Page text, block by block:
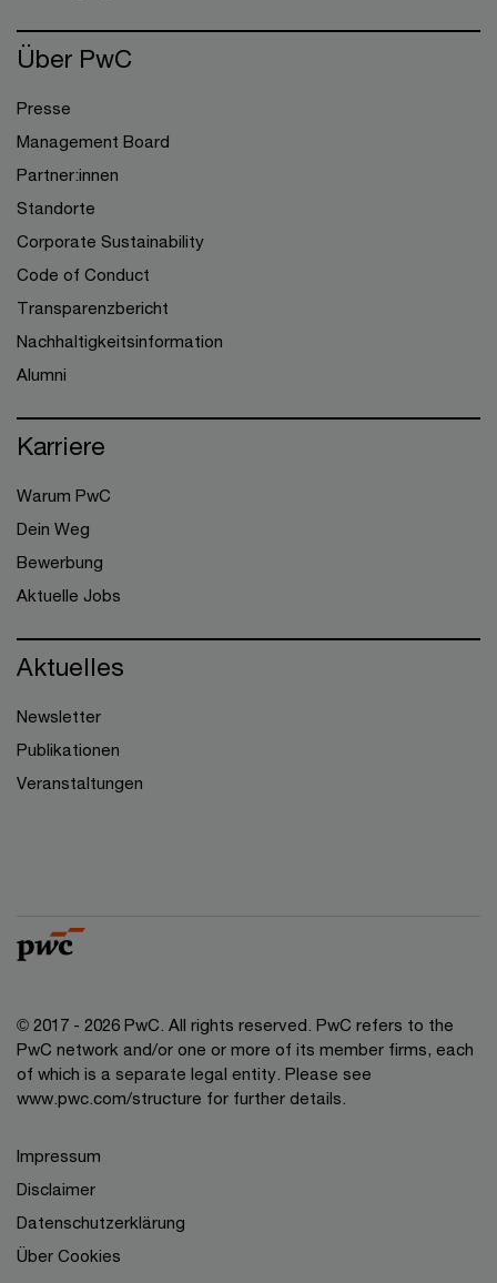
Über PwC
Presse
Management Board
Partner:innen
Standorte
Corporate Sustainability
Code of Conduct
Transparenzbericht
Nachhaltigkeitsinformation
Alumni
Karriere
Warum PwC
Dein Weg
Bewerbung
Aktuelle Jobs
Aktuelles
Newsletter
Publikationen
Veranstaltungen
© 2017 - 2026 PwC. All rights reserved. PwC refers to the
PwC network and/or one or more of its member firms, each
of which is a separate legal entity. Please see
www.pwc.com/structure for further details.
Impressum
Disclaimer
Datenschutzerklärung
Über Cookies